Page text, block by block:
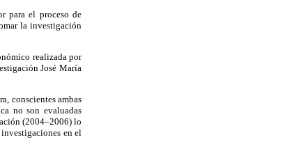
para el proceso de
la investigación
realizada por
José María
conscientes ambas
no son evaluadas
(2004–2006) lo
en el